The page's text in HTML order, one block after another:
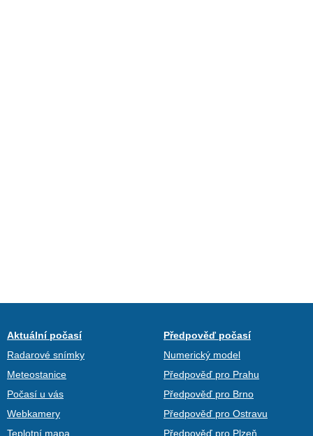
Aktuální počasí
Radarové snímky
Meteostanice
Počasí u vás
Webkamery
Teplotní mapa
Předpověď počasí
Numerický model
Předpověď pro Prahu
Předpověď pro Brno
Předpověď pro Ostravu
Předpověď pro Plzeň